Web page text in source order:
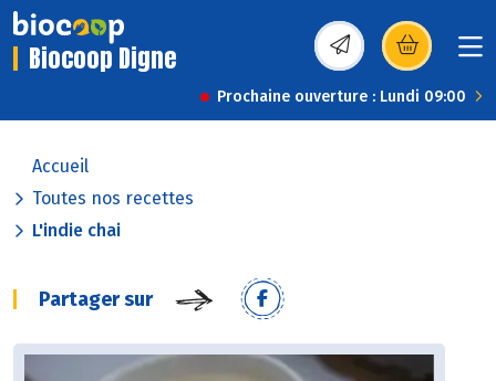
Biocoop Digne (s’ouvre dans une
Prochaine ouverture : Lundi 09:00
Accueil
Toutes nos recettes
L'indie chai
Partager sur